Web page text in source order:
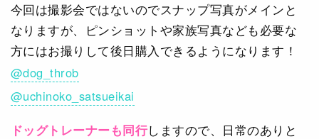
今回は撮影会ではないのでスナップ写真がメインと
なりますが、ピンショットや家族写真なども必要な
方にはお撮りして後日購入できるようになります！
@dog_throb
@uchinoko_satsueikai
ドッグトレーナーも同行しますので、日常のありと